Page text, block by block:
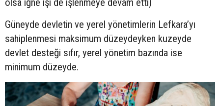
olsa iğne işi de işlenmeye devam etti)
Güneyde devletin ve yerel yönetimlerin Lefkara’yı
sahiplenmesi maksimum düzeydeyken kuzeyde
devlet desteği sıfır, yerel yönetim bazında ise
minimum düzeyde.